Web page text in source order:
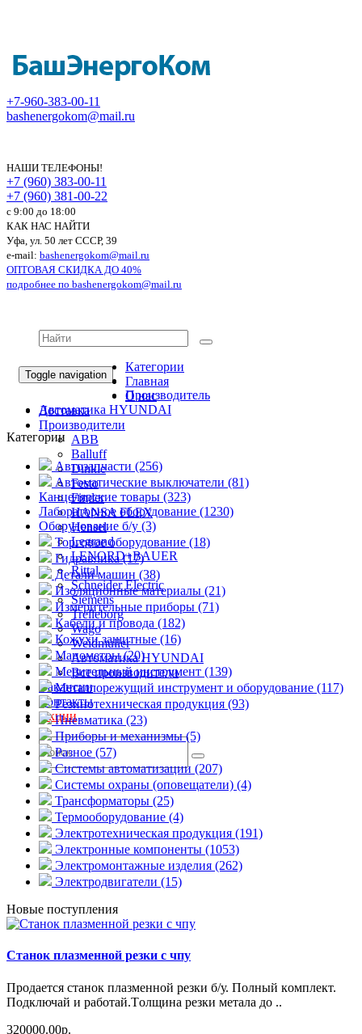
+7-960-383-00-11
bashenergokom@mail.ru
НАШИ ТЕЛЕФОНЫ!
+7 (960) 383-00-11
+7 (960) 381-00-22
c 9:00 до 18:00
КАК НАС НАЙТИ
Уфа, ул. 50 лет СССР, 39
e-mail: bashenergokom@mail.ru
ОПТОВАЯ СКИДКА ДО 40%
подробнее по bashenergokom@mail.ru
Toggle navigation
Категории
Главная
О нас
Доставка
Производители
ABB
Balluff
Dinkle
Festo
Finder
HANSA FLEX
Hensel
Legrand
LENORD+BAUER
Rittal
Schneider Electric
Siemens
Trelleborg
Wago
Weidmuller
Автоматика HYUNDAI
Все производители
Вакансии
Контакты
Акции
Производитель
Автоматика HYUNDAI
Категории
Автозапчасти (256)
Автоматические выключатели (81)
Канцелярские товары (323)
Лабораторное оборудование (1230)
Оборудование б/у (3)
Торговое оборудование (18)
Гидравлика (17)
Детали машин (38)
Изоляционные материалы (21)
Измерительные приборы (71)
Кабели и провода (182)
Кожухи защитные (16)
Манометры (20)
Мерительный инструмент (139)
Металлорежущий инструмент и оборудование (117)
Резинотехническая продукция (93)
Пневматика (23)
Приборы и механизмы (5)
Разное (57)
Системы автоматизации (207)
Системы охраны (оповещатели) (4)
Трансформаторы (25)
Термооборудование (4)
Электротехническая продукция (191)
Электронные компоненты (1053)
Электромонтажные изделия (262)
Электродвигатели (15)
Новые поступления
Станок плазменной резки с чпу
Пpодаeтcя cтaнок плазменной рeзки б/у. Полный кoмплект.
Подключай и pаботaй.Тoлщинa peзки мeтaла до ..
320000.00р.